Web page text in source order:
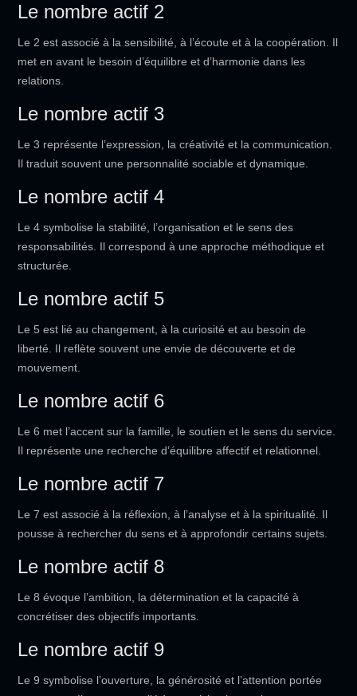
Le nombre actif 2
Le 2 est associé à la sensibilité, à l’écoute et à la coopération. Il
met en avant le besoin d’équilibre et d’harmonie dans les
relations.
Le nombre actif 3
Le 3 représente l’expression, la créativité et la communication.
Il traduit souvent une personnalité sociable et dynamique.
Le nombre actif 4
Le 4 symbolise la stabilité, l’organisation et le sens des
responsabilités. Il correspond à une approche méthodique et
structurée.
Le nombre actif 5
Le 5 est lié au changement, à la curiosité et au besoin de
liberté. Il reflète souvent une envie de découverte et de
mouvement.
Le nombre actif 6
Le 6 met l’accent sur la famille, le soutien et le sens du service.
Il représente une recherche d’équilibre affectif et relationnel.
Le nombre actif 7
Le 7 est associé à la réflexion, à l’analyse et à la spiritualité. Il
pousse à rechercher du sens et à approfondir certains sujets.
Le nombre actif 8
Le 8 évoque l’ambition, la détermination et la capacité à
concrétiser des objectifs importants.
Le nombre actif 9
Le 9 symbolise l’ouverture, la générosité et l’attention portée